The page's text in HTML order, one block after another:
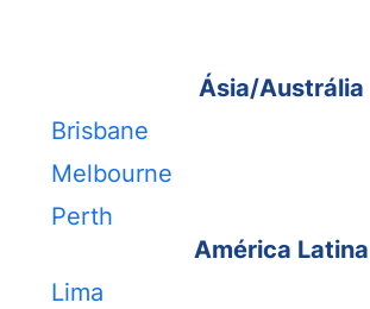
Ásia/Austrália
Brisbane
Melbourne
Perth
América Latina
Lima